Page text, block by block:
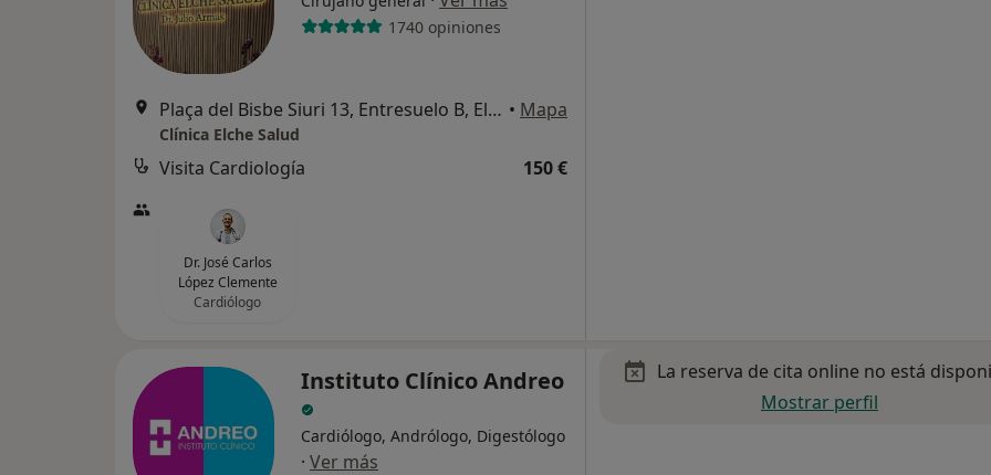
1740 opiniones
Plaça del Bisbe Siuri 13, Entresuelo B, Elche • Mapa
Clínica Elche Salud
Visita Cardiología 150 €
Dr. José Carlos
López Clemente
Cardiólogo
Instituto Clínico Andreo
Cardiólogo, Andrólogo, Digestólogo
· Ver más
La reserva de cita online no está
Mostrar perfil